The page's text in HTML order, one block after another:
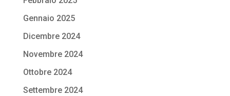
Gennaio 2025
Dicembre 2024
Novembre 2024
Ottobre 2024
Settembre 2024